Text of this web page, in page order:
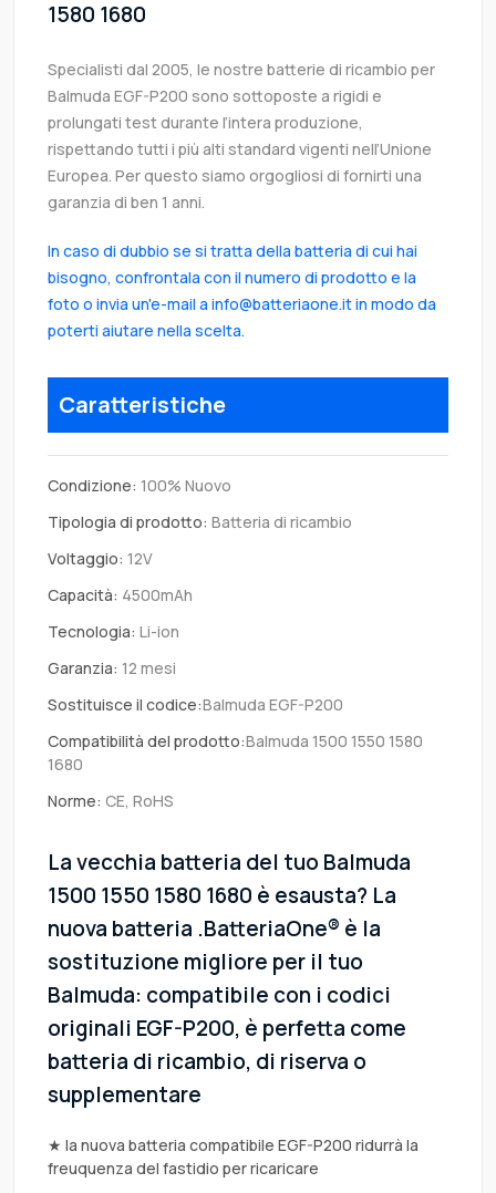
1580 1680
Specialisti dal 2005, le nostre batterie di ricambio per
Balmuda EGF-P200 sono sottoposte a rigidi e
prolungati test durante l’intera produzione,
rispettando tutti i più alti standard vigenti nell’Unione
Europea. Per questo siamo orgogliosi di fornirti una
garanzia di ben 1 anni.
In caso di dubbio se si tratta della batteria di cui hai
bisogno, confrontala con il numero di prodotto e la
foto o invia un'e-mail a info@batteriaone.it in modo da
poterti aiutare nella scelta.
Caratteristiche
Condizione: 100% Nuovo
Tipologia di prodotto: Batteria di ricambio
Voltaggio: 12V
Capacità: 4500mAh
Tecnologia: Li-ion
Garanzia: 12 mesi
Sostituisce il codice:Balmuda EGF-P200
Compatibilità del prodotto:Balmuda 1500 1550 1580
1680
Norme: CE, RoHS
La vecchia batteria del tuo Balmuda
1500 1550 1580 1680 è esausta? La
nuova batteria .BatteriaOne® è la
sostituzione migliore per il tuo
Balmuda: compatibile con i codici
originali EGF-P200, è perfetta come
batteria di ricambio, di riserva o
supplementare
★ la nuova batteria compatibile EGF-P200 ridurrà la
freuquenza del fastidio per ricaricare